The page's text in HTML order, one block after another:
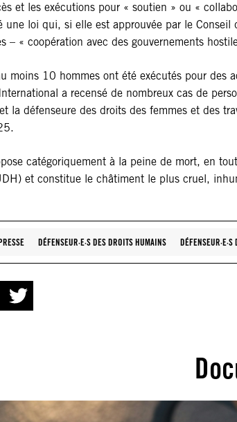
et les exécutions pour « soutien » ou «
une loi qui, si elle est approuvée par le
– « coopération avec des gouvernements
10 hommes ont été exécutés pour des
a recensé de nombreux cas de
la défenseure des droits des femmes et des
catégoriquement à la peine de mort, en
et constitue le châtiment le plus cruel,
DÉFENSEUR·E·S DES DROITS HUMAINS